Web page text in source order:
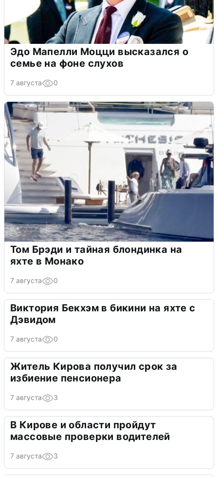
Эдо Мапелли Моцци высказался о
семье на фоне слухов
7 августа 0
Том Брэди и тайная блондинка на
яхте в Монако
7 августа 0
Виктория Бекхэм в бикини на яхте с
Дэвидом
7 августа 0
Житель Кирова получил срок за
избиение пенсионера
7 августа 3
В Кирове и области пройдут
массовые проверки водителей
7 августа 3